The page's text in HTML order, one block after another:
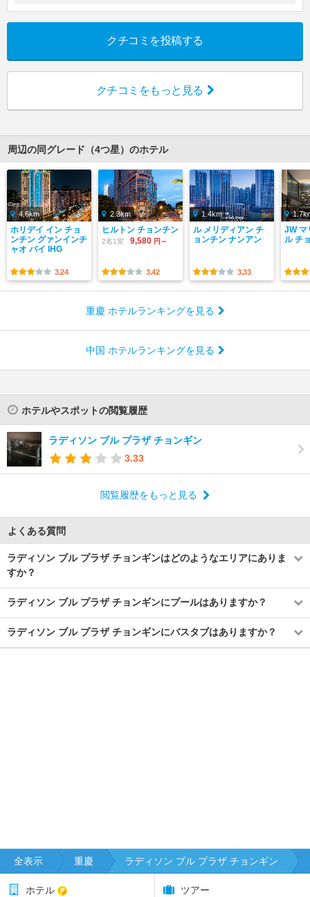
クチコミを投稿する
クチコミをもっと見る
周辺の同グレード（4つ星）のホテル
4.6km
ホリデイ イン チョ
ンチン グァンインチ
ャオ バイ IHG
3.24
2.3km
ヒルトン チョンチン
2名1室 9,580 円～
3.42
1.4km
ル メリディアン チ
ョンチン ナンアン
3.33
JW マ
ル チ
重慶 ホテルランキングを見る
中国 ホテルランキングを見る
ホテルやスポットの閲覧履歴
ラディソン ブル プラザ チョンギン
3.33
閲覧履歴をもっと見る
よくある質問
ラディソン ブル プラザ チョンギンはどのようなエリアにありま
すか？
ラディソン ブル プラザ チョンギンにプールはありますか？
ラディソン ブル プラザ チョンギンにバスタブはありますか？
全表示 重慶 ラディソン ブル プラザ チョンギン
ホテル ツアー